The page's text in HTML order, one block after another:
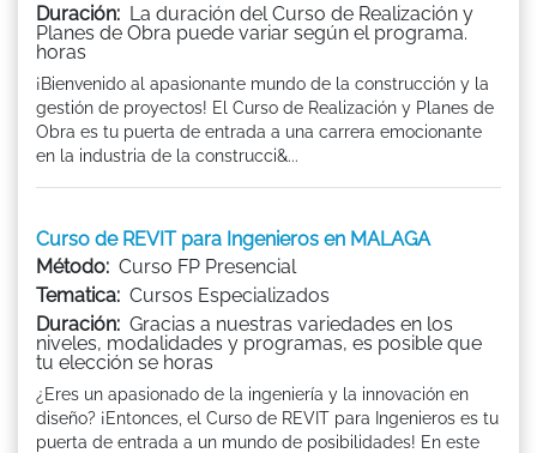
Duración: La duración del Curso de Realización y
Planes de Obra puede variar según el programa.
horas
¡Bienvenido al apasionante mundo de la construcción y la
gestión de proyectos! El Curso de Realización y Planes de
Obra es tu puerta de entrada a una carrera emocionante
en la industria de la construcci&...
Curso de REVIT para Ingenieros en MALAGA
Método: Curso FP Presencial
Tematica: Cursos Especializados
Duración: Gracias a nuestras variedades en los
niveles, modalidades y programas, es posible que
tu elección se horas
¿Eres un apasionado de la ingeniería y la innovación en
diseño? ¡Entonces, el Curso de REVIT para Ingenieros es tu
puerta de entrada a un mundo de posibilidades! En este